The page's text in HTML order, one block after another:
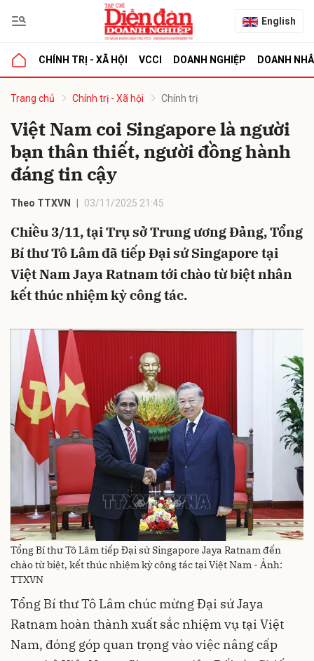
English
CHÍNH TRỊ - XÃ HỘI VCCI DOANH NGHIỆP DOANH
Trang chủ Chính trị - Xã hội Chính trị
Việt Nam coi Singapore là người
bạn thân thiết, người đồng hành
đáng tin cậy
Theo TTXVN 03/11/2025 21:45
Chiều 3/11, tại Trụ sở Trung ương Đảng, Tổng
Bí thư Tô Lâm đã tiếp Đại sứ Singapore tại
Việt Nam Jaya Ratnam tới chào từ biệt nhân
kết thúc nhiệm kỳ công tác.
Tổng Bí thư Tô Lâm tiếp Đại sứ Singapore Jaya Ratnam đến
chào từ biệt, kết thúc nhiệm kỳ công tác tại Việt Nam - Ảnh:
TTXVN
Tổng Bí thư Tô Lâm chúc mừng Đại sứ Jaya
Ratnam hoàn thành xuất sắc nhiệm vụ tại Việt
Nam, đóng góp quan trọng vào việc nâng cấp
luận
Hủy